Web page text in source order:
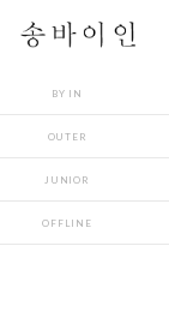
BY IN
OUTER
JUNIOR
OFFLINE